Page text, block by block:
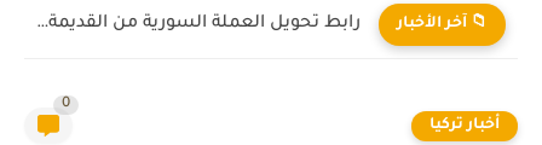
📁 آخر الأخبار رابط تحويل العملة السورية من القديمة إلى الجديدة 2026
أخبار تركيا
0